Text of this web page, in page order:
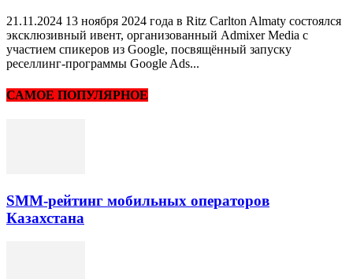
21.11.2024 13 ноября 2024 года в Ritz Carlton Almaty состоялся
эксклюзивный ивент, организованный Admixer Media с
участием спикеров из Google, посвящённый запуску
реселлинг-программы Google Ads...
САМОЕ ПОПУЛЯРНОЕ
SMM-рейтинг мобильных операторов
Казахстана